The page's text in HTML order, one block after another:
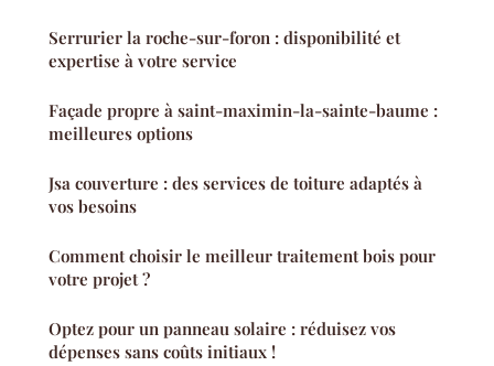
Serrurier la roche-sur-foron : disponibilité et
expertise à votre service
Façade propre à saint-maximin-la-sainte-baume :
meilleures options
Jsa couverture : des services de toiture adaptés à
vos besoins
Comment choisir le meilleur traitement bois pour
votre projet ?
Optez pour un panneau solaire : réduisez vos
dépenses sans coûts initiaux !